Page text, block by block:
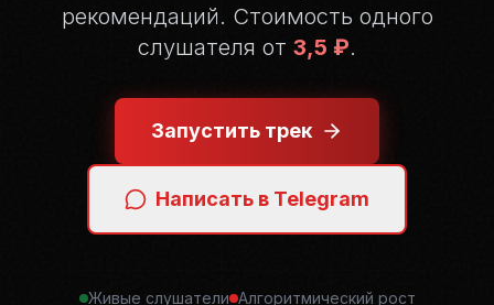
рекомендаций. Стоимость одного
слушателя от 3,5 ₽.
Запустить трек
Написать в Telegram
Живые слушатели Алгоритмический рост